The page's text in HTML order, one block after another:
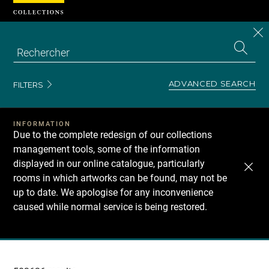
FILTERS ADVANCED SEARCH
INFORMATION
Due to the complete redesign of our collections
management tools, some of the information
displayed in our online catalogue, particularly
rooms in which artworks can be found, may not be
up to date. We apologise for any inconvenience
caused while normal service is being restored.
Recherche
Cookies management panel